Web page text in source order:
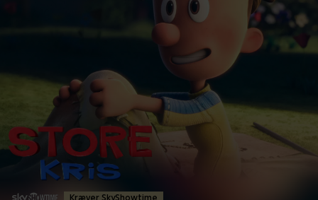
Kræver SkyShowtime